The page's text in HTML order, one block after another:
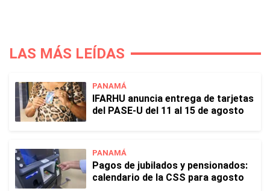
LAS MÁS LEÍDAS
PANAMÁ
IFARHU anuncia entrega de tarjetas
del PASE-U del 11 al 15 de agosto
PANAMÁ
Pagos de jubilados y pensionados:
calendario de la CSS para agosto